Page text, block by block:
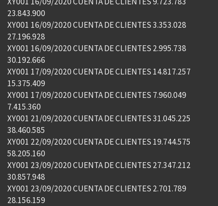
23.843.900
XY001 16/09/2020 CUENTA DE CLIENTES 3.353.028
27.196.928
XY001 16/09/2020 CUENTA DE CLIENTES 2.995.738
30.192.666
XY001 17/09/2020 CUENTA DE CLIENTES 14.817.257
15.375.409
XY001 17/09/2020 CUENTA DE CLIENTES 7.960.049
7.415.360
XY001 21/09/2020 CUENTA DE CLIENTES 31.045.225
38.460.585
XY001 22/09/2020 CUENTA DE CLIENTES 19.744.575
58.205.160
XY001 23/09/2020 CUENTA DE CLIENTES 27.347.212
30.857.948
XY001 23/09/2020 CUENTA DE CLIENTES 2.701.789
28.156.159